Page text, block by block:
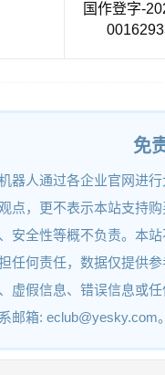
国作登字-
免
器人通过各企业官网进
点，更不表示本站支持
安全性等概不负责。本
任何责任，数据仅提供
虚假信息、错误信息或
邮箱: eclub@yesky.com。